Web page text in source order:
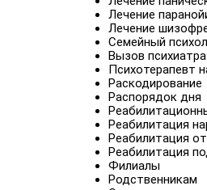
Лечение
Лечение
Семейный
Вызов
Психотерапевт
Раскодирование
Распорядок дня
Реабилитация
Реабилитация
Реабилитация
Филиалы
Родственникам